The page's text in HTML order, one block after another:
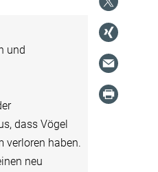
und
dass Vögel
verloren haben.
neu